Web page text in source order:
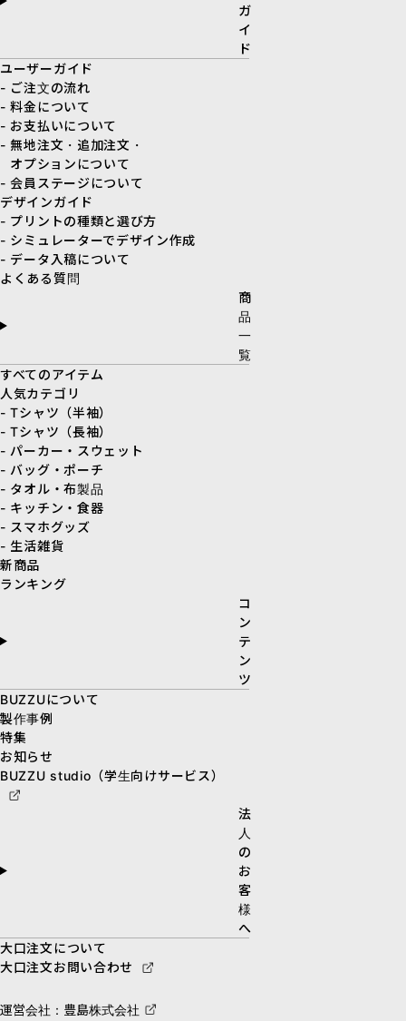
ガ
イ
ド
ユーザーガイド
- ご注文の流れ
- 料金について
- お支払いについて
- 無地注文・追加注文・
オプションについて
- 会員ステージについて
デザインガイド
- プリントの種類と選び方
- シミュレーターでデザイン作成
- データ入稿について
よくある質問
商
品
一
覧
すべてのアイテム
人気カテゴリ
- Tシャツ（半袖）
- Tシャツ（長袖）
- パーカー・スウェット
- バッグ・ポーチ
- タオル・布製品
- キッチン・食器
- スマホグッズ
- 生活雑貨
新商品
ランキング
コ
ン
テ
ン
ツ
BUZZUについて
製作事例
特集
お知らせ
BUZZU studio（学生向けサービス）
法
人
の
お
客
様
へ
大口注文について
大口注文お問い合わせ
運営会社：豊島株式会社